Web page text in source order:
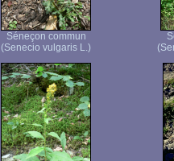
Séneçon commun
(Senecio vulgaris L.)